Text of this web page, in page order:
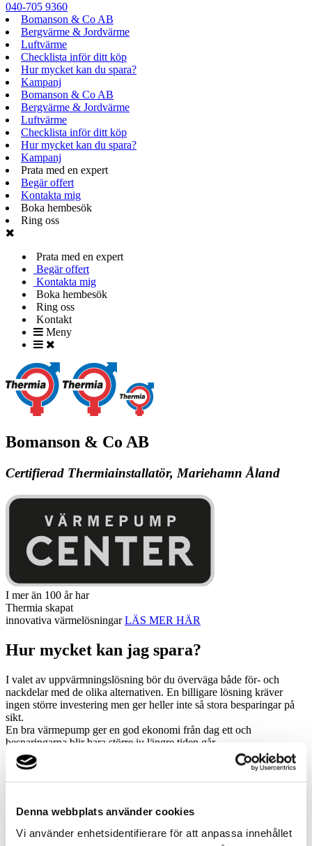
Denna webbplats använder cookies
Vi använder enhetsidentifierare för att anpassa innehållet
040-705 9360
Bomanson & Co AB
Bergvärme & Jordvärme
Luftvärme
Checklista inför ditt köp
Hur mycket kan du spara?
Kampanj
Bomanson & Co AB
Bergvärme & Jordvärme
Luftvärme
Checklista inför ditt köp
Hur mycket kan du spara?
Kampanj
Prata med en expert
Begär offert
Kontakta mig
Boka hembesök
Ring oss
Prata med en expert
Begär offert
Kontakta mig
Boka hembesök
Ring oss
Kontakt
Meny
Bomanson & Co AB
Certifierad Thermiainstallatör, Mariehamn Åland
I mer än 100 år har
Thermia skapat
innovativa värmelösningar LÄS MER HÄR
Hur mycket kan jag spara?
I valet av uppvärmningslösning bör du överväga både för- och
nackdelar med de olika alternativen. En billigare lösning kräver
ingen större investering men ger heller inte så stora besparingar på
sikt.
En bra värmepump ger en god ekonomi från dag ett och
besparingarna blir bara större ju längre tiden går.
Jag vill ha rådgivning